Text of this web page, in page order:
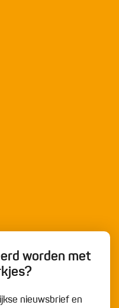
worden met
nieuwsbrief en